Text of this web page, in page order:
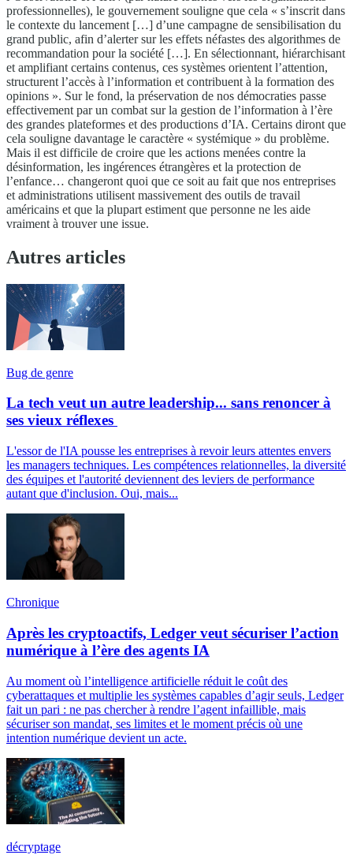
professionnelles), le gouvernement souligne que cela « s’inscrit dans
le contexte du lancement […] d’une campagne de sensibilisation du
grand public, afin d’alerter sur les effets néfastes des algorithmes de
recommandation pour la société […]. En sélectionnant, hiérarchisant
et amplifiant certains contenus, ces systèmes orientent l’attention,
structurent l’accès à l’information et contribuent à la formation des
opinions ». Sur le fond, la préservation de nos démocraties passe
effectivement par un combat sur la gestion de l’information à l’ère
des grandes plateformes et des productions d’IA. Certains diront que
cela souligne davantage le caractère « systémique » du problème.
Mais il est difficile de croire que les actions menées contre la
désinformation, les ingérences étrangères et la protection de
l’enfance… changeront quoi que ce soit au fait que nos entreprises
et administrations utilisent massivement des outils de travail
américains et que la plupart estiment que personne ne les aide
vraiment à trouver une issue.
Autres articles
Bug de genre
La tech veut un autre leadership... sans renoncer à
ses vieux réflexes
L'essor de l'IA pousse les entreprises à revoir leurs attentes envers
les managers techniques. Les compétences relationnelles, la diversité
des équipes et l'autorité deviennent des leviers de performance
autant que d'inclusion. Oui, mais...
Chronique
Après les cryptoactifs, Ledger veut sécuriser l’action
numérique à l’ère des agents IA
Au moment où l’intelligence artificielle réduit le coût des
cyberattaques et multiplie les systèmes capables d’agir seuls, Ledger
fait un pari : ne pas chercher à rendre l’agent infaillible, mais
sécuriser son mandat, ses limites et le moment précis où une
intention numérique devient un acte.
décryptage